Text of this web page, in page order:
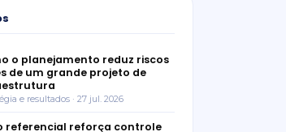
o planejamento reduz riscos
de um grande projeto de
e resultados · 27 jul. 2026
referencial reforça controle